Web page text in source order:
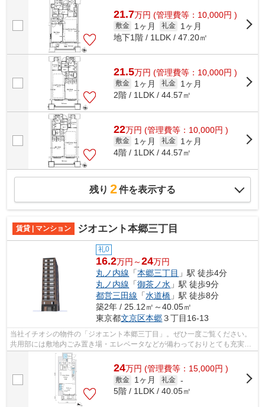
21.7万円 (管理費等：10,000円 )
敷金 1ヶ月 礼金
1ヶ月
地下1階 / 1LDK / 47.20㎡
21.5万円 (管理費等：10,000円 )
敷金 1ヶ月 礼金
1ヶ月
2階 / 1LDK / 44.57㎡
22万円 (管理費等：10,000円 )
敷金 1ヶ月 礼金
1ヶ月
4階 / 1LDK / 44.57㎡
残り 2件を表示する
賃貸 | マンション ジオエント本郷三丁目
礼0
16.2万円～24万円
丸ノ内線 「本郷三丁目 」駅 徒歩4分
丸ノ内線 「御茶ノ水 」駅 徒歩9分
都営三田線 「水道橋 」駅 徒歩8分
築2年 / 25.12㎡～40.05㎡
東京都文京区本郷３丁目16-13
当社イチオシの物件の「ジオエント本郷三丁目」。ぜひ一度ご覧ください。
共用部には敷地内ごみ置き場・エレベータなどが備わっておりとても充実し
ています。新築マンションです。素敵...
24万円 (管理費等：15,000円 )
敷金 1ヶ月 礼金 -
5階 / 1LDK / 40.05㎡